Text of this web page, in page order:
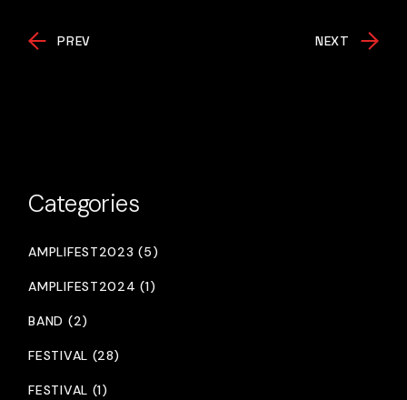
PREV NEXT
Categories
AMPLIFEST2023 (5)
AMPLIFEST2024 (1)
BAND (2)
FESTIVAL (28)
FESTIVAL (1)